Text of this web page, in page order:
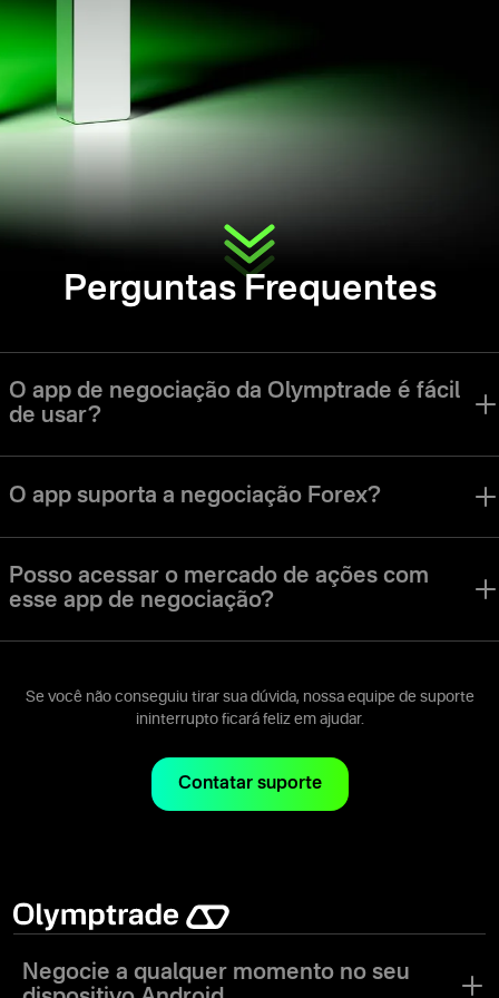
Perguntas Frequentes
O app de negociação da Olymptrade é fácil
de usar?
interface e o uso de todas as ferramentas para traders de todos os
níveis.
O app suporta a negociação Forex?
vários modos de negociação, estratégias e ativos são perfeitos para
usuários com estilos e preferências de negociação variados.
Posso acessar o mercado de ações com
esse app de negociação?
Se você não conseguiu tirar sua dúvida, nossa equipe de suporte
ininterrupto ficará feliz em ajudar.
Contatar suporte
Negocie a qualquer momento no seu